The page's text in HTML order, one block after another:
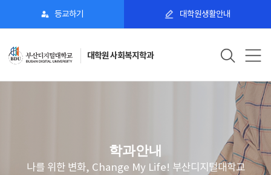
등교하기 대학원생활안내
대학원 사회복지학과
학과안내
나를 위한 변화, Change My Life! 부산디지털대학교